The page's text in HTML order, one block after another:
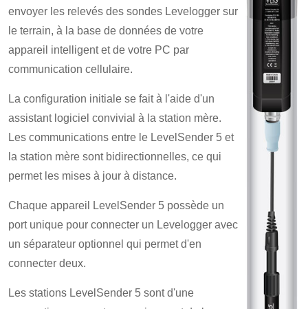
envoyer les relevés des sondes Levelogger sur
le terrain, à la base de données de votre
appareil intelligent et de votre PC par
communication cellulaire.
La configuration initiale se fait à l'aide d'un
assistant logiciel convivial à la station mère.
Les communications entre le LevelSender 5 et
la station mère sont bidirectionnelles, ce qui
permet les mises à jour à distance.
Chaque appareil LevelSender 5 possède un
port unique pour connecter un Levelogger avec
un séparateur optionnel qui permet d'en
connecter deux.
Les stations LevelSender 5 sont d'une